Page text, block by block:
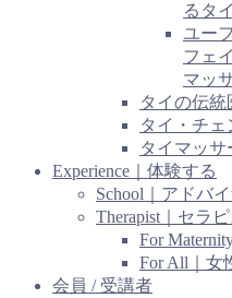
るタ
ユー
フェ
マッ
タイの伝
タイ・チェ
タイマッサ
Experience｜体験する
School｜アドバ
Therapist｜セラピ
For
For All｜女
会員 / 受講者